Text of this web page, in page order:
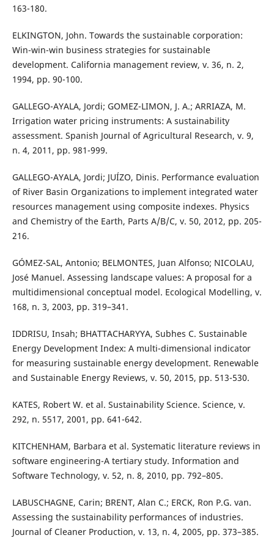
163-180.
ELKINGTON, John. Towards the sustainable corporation:
Win-win-win business strategies for sustainable
development. California management review, v. 36, n. 2,
1994, pp. 90-100.
GALLEGO-AYALA, Jordi; GOMEZ-LIMON, J. A.; ARRIAZA, M.
Irrigation water pricing instruments: A sustainability
assessment. Spanish Journal of Agricultural Research, v. 9,
n. 4, 2011, pp. 981-999.
GALLEGO-AYALA, Jordi; JUÍZO, Dinis. Performance evaluation
of River Basin Organizations to implement integrated water
resources management using composite indexes. Physics
and Chemistry of the Earth, Parts A/B/C, v. 50, 2012, pp. 205-
216.
GÓMEZ-SAL, Antonio; BELMONTES, Juan Alfonso; NICOLAU,
José Manuel. Assessing landscape values: A proposal for a
multidimensional conceptual model. Ecological Modelling, v.
168, n. 3, 2003, pp. 319–341.
IDDRISU, Insah; BHATTACHARYYA, Subhes C. Sustainable
Energy Development Index: A multi-dimensional indicator
for measuring sustainable energy development. Renewable
and Sustainable Energy Reviews, v. 50, 2015, pp. 513-530.
KATES, Robert W. et al. Sustainability Science. Science, v.
292, n. 5517, 2001, pp. 641-642.
KITCHENHAM, Barbara et al. Systematic literature reviews in
software engineering-A tertiary study. Information and
Software Technology, v. 52, n. 8, 2010, pp. 792–805.
LABUSCHAGNE, Carin; BRENT, Alan C.; ERCK, Ron P.G. van.
Assessing the sustainability performances of industries.
Journal of Cleaner Production, v. 13, n. 4, 2005, pp. 373–385.